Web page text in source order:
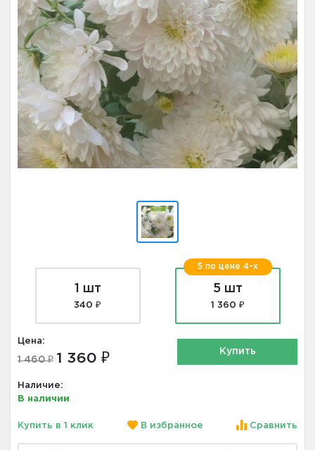
1 шт
340 ₽
5 по цене 4-х
5 шт
1 360 ₽
Цена:
1 460 ₽ 1 360 ₽
Наличие:
В наличии
Купить
Купить в 1 клик В избранное Сравнить